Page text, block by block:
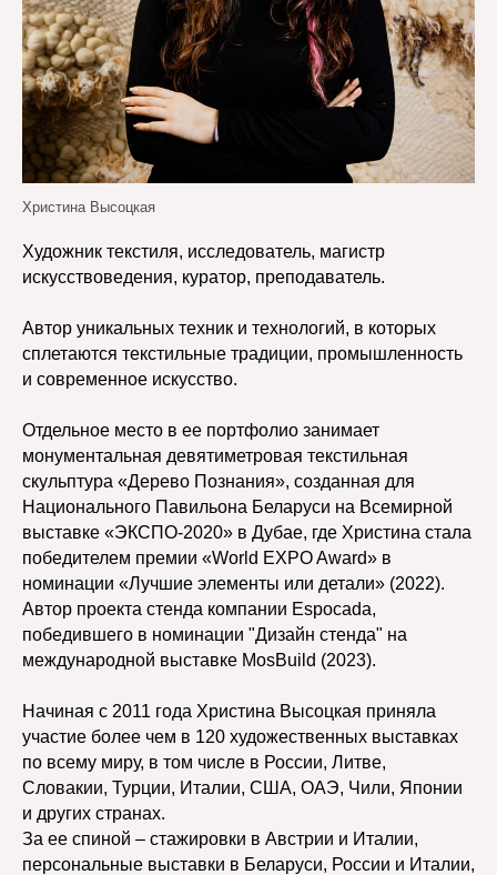
Христина Высоцкая
Художник текстиля, исследователь, магистр
искусствоведения, куратор, преподаватель.
Автор уникальных техник и технологий, в которых
сплетаются текстильные традиции, промышленность
и современное искусство.
Отдельное место в ее портфолио занимает
монументальная девятиметровая текстильная
скульптура «Дерево Познания», созданная для
Национального Павильона Беларуси на Всемирной
выставке «ЭКСПО-2020» в Дубае, где Христина стала
победителем премии «World EXPO Award» в
номинации «Лучшие элементы или детали» (2022).
Автор проекта стенда компании Espocada,
победившего в номинации "Дизайн стенда" на
международной выставке MosBuild (2023).
Начиная с 2011 года Христина Высоцкая приняла
участие более чем в 120 художественных выставках
по всему миру, в том числе в России, Литве,
Словакии, Турции, Италии, США, ОАЭ, Чили, Японии
и других странах.
За ее спиной – стажировки в Австрии и Италии,
персональные выставки в Беларуси, России и Италии,